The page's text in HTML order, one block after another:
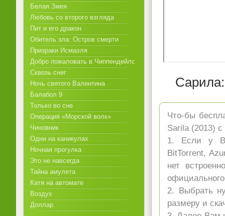
Сарила:
Что-бы
Sarila (2013) с
1. Если у
BitTorrent,
нет
2. Выбрать
размеру и
Белая Змея
Любовь со второго взгляда
Пит и его дракон
Обитель зла: Остров смерти
Призраки Исмаэля
Добро пожаловать в Чиппендейлс
Сквозь снег
Ночь святого Валентина
Балабол 9
Только во сне
Операция «Морской волк»
Чиновник
Одни на каникулах
Ночная прогулка
Это не навсегда
Тайна амулета
Катя на автомате
Воздух
Доллар